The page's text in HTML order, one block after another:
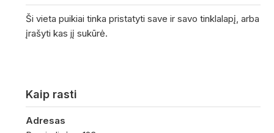
Ši vieta puikiai tinka pristatyti save ir savo tinklalapį, arba
įrašyti kas jį sukūrė.
Kaip rasti
Adresas